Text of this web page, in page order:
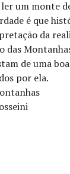
um monte
é que
da
das
de uma
por ela.